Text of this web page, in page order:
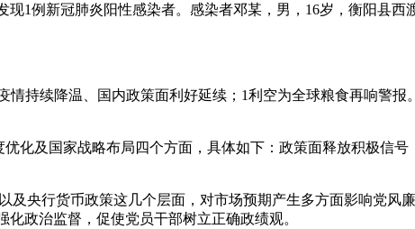
1例新冠肺炎阳性感染者。感染者邓某，男，16岁，衡阳县
持续降温、国内政策面利好延续；1利空为全球粮食再响警
化及国家战略布局四个方面，具体如下：政策面释放积极信
及央行货币政策这几个层面，对市场预期产生多方面影响党风
政治监督，促使党员干部树立正确政绩观。